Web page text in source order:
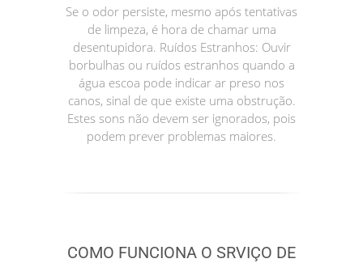
Se o odor persiste, mesmo após tentativas
de limpeza, é hora de chamar uma
desentupidora. Ruídos Estranhos: Ouvir
borbulhas ou ruídos estranhos quando a
água escoa pode indicar ar preso nos
canos, sinal de que existe uma obstrução.
Estes sons não devem ser ignorados, pois
podem prever problemas maiores.
COMO FUNCIONA O SRVIÇO DE